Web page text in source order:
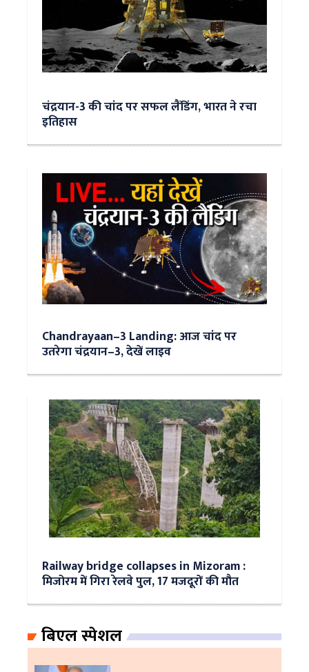
चंद्रयान-3 की चांद पर सफल लैंडिंग, भारत ने रचा
इतिहास
Chandrayaan–3 Landing: आज चांद पर
उतरेगा चंद्रयान–3, देखें लाइव
Railway bridge collapses in Mizoram :
मिजोरम में गिरा रेलवे पुल, 17 मजदूरों की मौत
बिएल स्पेशल